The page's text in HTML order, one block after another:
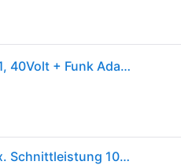
Akku-Kapp-und Gehrungssäge LS003GZ01, 40Volt + Funk Adapter, Kapp- und Gehrungssäge
Makita Akku-Kapp-Gehrungssäge 40V max. Schnittleistung 107 x 363 / 92 x 382 mm, ...